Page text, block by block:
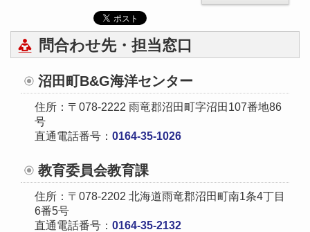
問合わせ先・担当窓口
沼田町B&G海洋センター
住所：〒078-2222 雨竜郡沼田町字沼田107番地86
号
直通電話番号： 0164-35-1026
教育委員会教育課
住所：〒078-2202 北海道雨竜郡沼田町南1条4丁目
6番5号
直通電話番号： 0164-35-2132